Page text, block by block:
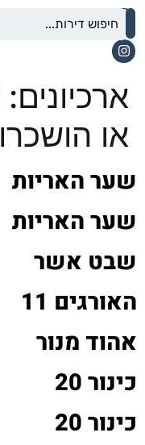
ארכיונים:
או הושכרו
שער האריות
שער האריות
שבט אשר
האורגים 11
אהוד מנור
כינור 20
כינור 20